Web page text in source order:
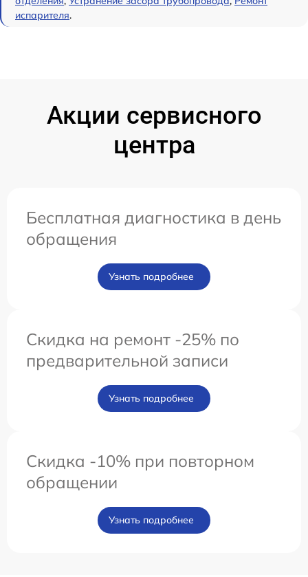
испарителя.
Акции сервисного
центра
Бесплатная диагностика в день
обращения
Узнать подробнее
Скидка на ремонт -25% по
предварительной записи
Узнать подробнее
Скидка -10% при повторном
обращении
Узнать подробнее